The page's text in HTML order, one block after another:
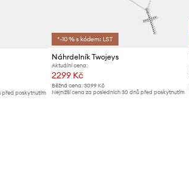
před poskytnutím
*-10 % s kódem: LST
Náhrdelník Twojeys
Aktuální cena:
2299 Kč
Běžná cena: 3099 Kč
Nejnižší cena za posledních 30 dnů před poskytnutím